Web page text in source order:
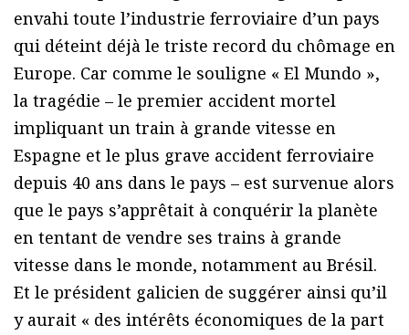
envahi toute l’industrie ferroviaire d’un pays
qui déteint déjà le triste record du chômage en
Europe. Car comme le souligne « El Mundo »,
la tragédie – le premier accident mortel
impliquant un train à grande vitesse en
Espagne et le plus grave accident ferroviaire
depuis 40 ans dans le pays – est survenue alors
que le pays s’apprêtait à conquérir la planète
en tentant de vendre ses trains à grande
vitesse dans le monde, notamment au Brésil.
Et le président galicien de suggérer ainsi qu’il
y aurait « des intérêts économiques de la part